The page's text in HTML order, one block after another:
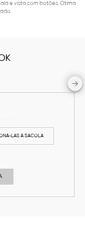
e vista com botões. Ótima
LAS À SACOLA